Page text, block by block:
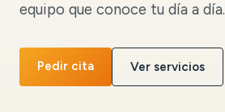
equipo que conoce tu día a día.
Pedir cita Ver servicios